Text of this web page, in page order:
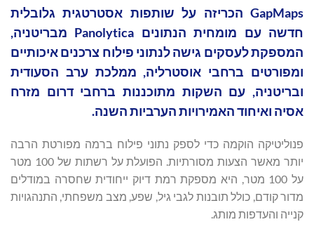
GapMaps הכריזה על שותפות אסטרטגית גלובלית
חדשה עם מומחית הנתונים Panolytica מבריטניה,
המספקת לעסקים גישה לנתוני פילוח צרכנים איכותיים
ומפורטים ברחבי אוסטרליה, ממלכת ערב הסעודית
ובריטניה, עם השקות מתוכננות ברחבי דרום מזרח
אסיה ואיחוד האמירויות הערביות השנה.
פנוליטיקה הוקמה כדי לספק נתוני פילוח ברמה מפורטת הרבה
יותר מאשר הצעות מסורתיות. הפועלת על רשתות של 100 מטר
על 100 מטר, היא מספקת רמת דיוק ייחודית שחסרה במודלים
מדור קודם, כולל תובנות לגבי גיל, שפע, מצב משפחתי, התנהגויות
קנייה והעדפות מותג.